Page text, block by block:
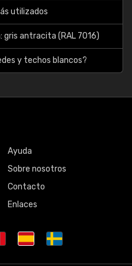
utilizados
gris antracita (RAL 7016)
y techos blancos?
Ayuda
Sobre nosotros
Contacto
Enlaces